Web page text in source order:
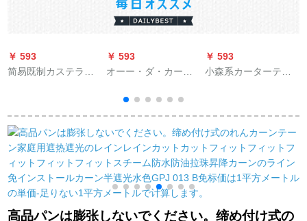
￥ 593
简易既制カステラは
をin strulなです。ど
うぞ。简易です。小
さい既制のカーリン
グルームは全部日光
を遮ります。マジで
貼るタプです。テ`ン
は穴を开けないで伸
￥ 593
オーー・ダ・カー
ィンクのお姫様部屋
暖い子供寝室扫き出
し窓漫画猫既制カー
ー・テーター・テカ
ーン
￥ 593
小森系カーターテー
梦に见る遮光布オダ
カードテーグレー2.5
メトル幅*2.8メトル高
さ一枚フルク
高品パンは膨张しないでください。缔め付け式の